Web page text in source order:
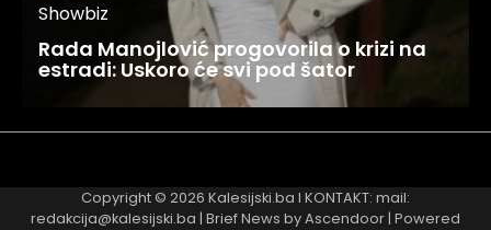
Showbiz
Rada Manojlović progovorila o krizi na
estradi: Uskoro će svi pod šator
Copyright © 2026 Kalesijski.ba I KONTAKT: mail:
redakcija@kalesijski.ba | Brief News byAscendoor| Powered